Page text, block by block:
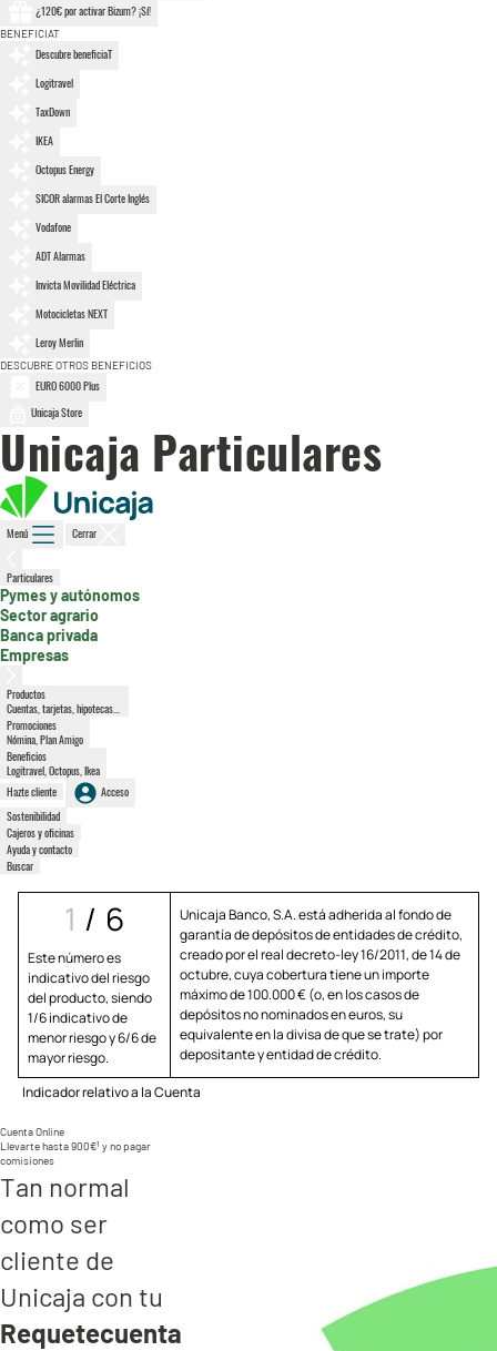
¿120€ por activar Bizum? ¡Sí!
BENEFICIAT
Descubre beneficiaT
Logitravel
TaxDown
IKEA
Octopus Energy
SICOR alarmas El Corte Inglés
Vodafone
ADT Alarmas
Invicta Movilidad Eléctrica
Motocicletas NEXT
Leroy Merlin
DESCUBRE OTROS BENEFICIOS
EURO 6000 Plus
Unicaja Store
Unicaja Particulares
Menú Cerrar
Particulares
, sección activa
Pymes y autónomos
Sector agrario
Banca privada
Empresas
Productos
Cuentas, tarjetas, hipotecas...
Promociones
Nómina, Plan Amigo
Beneficios
Logitravel, Octopus, Ikea
Hazte cliente
Acceso
Sostenibilidad
Cajeros y oficinas
Ayuda y contacto
Buscar
1 / 6
Este número es
indicativo del riesgo
del producto, siendo
1/6 indicativo de
menor riesgo y 6/6 de
mayor riesgo.
Unicaja Banco, S.A. está adherida al fondo de
garantía de depósitos de entidades de crédito,
creado por el real decreto-ley 16/2011, de 14 de
octubre, cuya cobertura tiene un importe
máximo de 100.000 € (o, en los casos de
depósitos no nominados en euros, su
equivalente en la divisa de que se trate) por
depositante y entidad de crédito.
Indicador relativo a la Cuenta
Cuenta Online
Llevarte hasta 900€1 y no pagar
comisiones
Tan normal
como ser
cliente de
Unicaja con tu
Requetecuenta